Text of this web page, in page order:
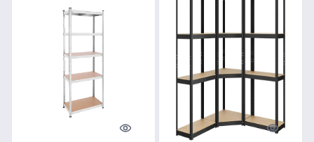
Quick look Quick